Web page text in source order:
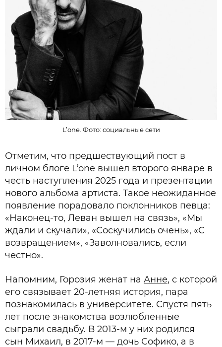
L’one. Фото: социальные сети
Отметим, что предшествующий пост в
личном блоге L’one вышел второго январе в
честь наступления 2025 года и презентации
нового альбома артиста. Такое неожиданное
появление порадовало поклонников певца:
«Наконец-то, Леван вышел на связь», «Мы
ждали и скучали», «Соскучились очень», «С
возвращением», «Заволновались, если
честно».
Напомним, Горозия женат на Анне, с которой
его связывает 20-летняя история, пара
познакомилась в университете. Спустя пять
лет после знакомства возлюбленные
сыграли свадьбу. В 2013-м у них родился
сын Михаил, в 2017-м — дочь Софико, а в